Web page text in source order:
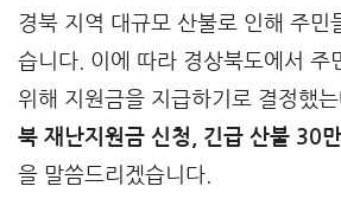
경북 지역 대규모 산불로 인해 주민
습니다. 이에 따라 경상북도에서 주
위해 지원금을 지급하기로 결정했
북 재난지원금 신청, 긴급 산불 30
을 말씀드리겠습니다.